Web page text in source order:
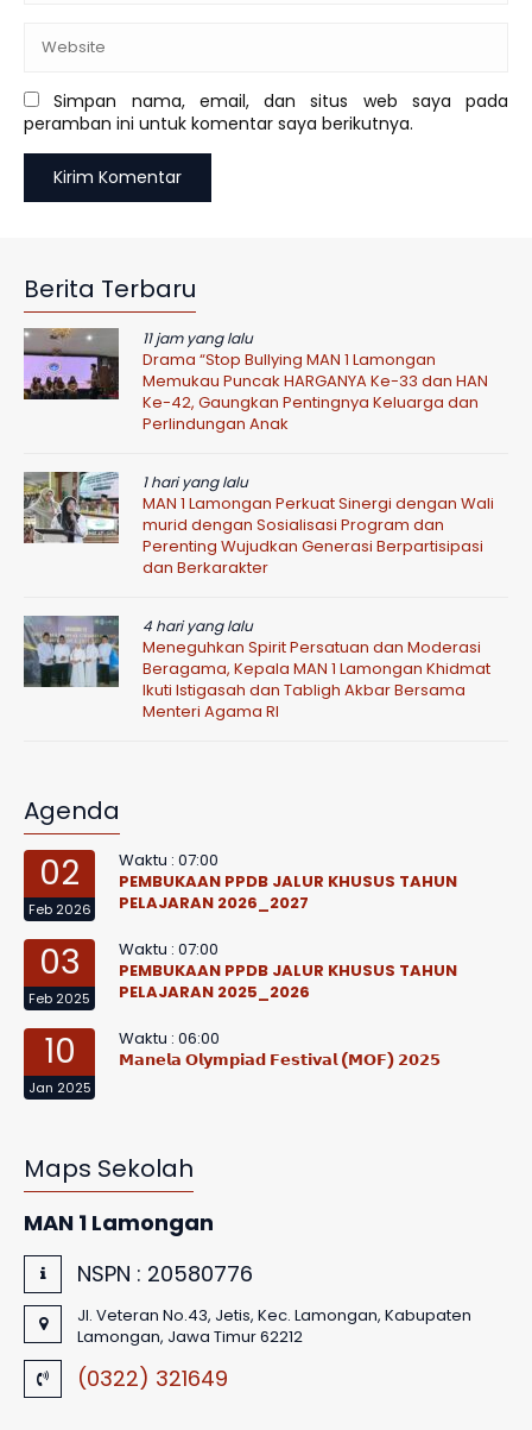
Simpan nama, email, dan situs web saya pada
peramban ini untuk komentar saya berikutnya.
Berita Terbaru
11 jam yang lalu
Drama “Stop Bullying MAN 1 Lamongan
Memukau Puncak HARGANYA Ke-33 dan HAN
Ke-42, Gaungkan Pentingnya Keluarga dan
Perlindungan Anak
1 hari yang lalu
MAN 1 Lamongan Perkuat Sinergi dengan Wali
murid dengan Sosialisasi Program dan
Perenting Wujudkan Generasi Berpartisipasi
dan Berkarakter
4 hari yang lalu
Meneguhkan Spirit Persatuan dan Moderasi
Beragama, Kepala MAN 1 Lamongan Khidmat
Ikuti Istigasah dan Tabligh Akbar Bersama
Menteri Agama RI
Agenda
02
Feb 2026
Waktu : 07:00
PEMBUKAAN PPDB JALUR KHUSUS TAHUN
PELAJARAN 2026_2027
03
Feb 2025
Waktu : 07:00
PEMBUKAAN PPDB JALUR KHUSUS TAHUN
PELAJARAN 2025_2026
10
Jan 2025
Waktu : 06:00
𝗠𝗮𝗻𝗲𝗹𝗮 𝗢𝗹𝘆𝗺𝗽𝗶𝗮𝗱 𝗙𝗲𝘀𝘁𝗶𝘃𝗮𝗹 (𝗠𝗢𝗙) 𝟮𝟬𝟮𝟱
Maps Sekolah
MAN 1 Lamongan
NSPN : 20580776
Jl. Veteran No.43, Jetis, Kec. Lamongan, Kabupaten
Lamongan, Jawa Timur 62212
(0322) 321649